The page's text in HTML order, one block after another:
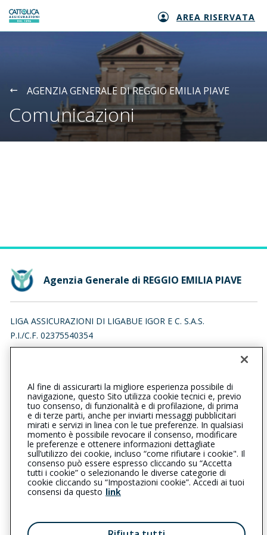
Generali logo AREA RISERVATA
AGENZIA GENERALE DI REGGIO EMILIA PIAVE
Comunicazioni
Agenzia Generale di REGGIO EMILIA PIAVE
LIGA ASSICURAZIONI DI LIGABUE IGOR E C. S.A.S.
P.I./C.F. 02375540354
VIALE PIAVE 35, 42121 REGGIO NELL' EMILIA (RE)
0522453304 0522438260
reggioemiliapiave@cattolica.it
liga@pec.it
L’intermediario è soggetto al controllo dell’IVASS. Consulta il
Registro RUI al seguentelink
Privacy | Cookie | Il Gruppo Generali
Al fine di assicurarti la migliore esperienza possibile di
navigazione, questo Sito utilizza cookie tecnici e, previo
tuo consenso, di funzionalità e di profilazione, di prima
e di terze parti, anche per inviarti messaggi pubblicitari
mirati e servizi in linea con le tue preferenze. In qualsiasi
momento è possibile revocare il consenso, modificare
le preferenze e ottenere informazioni dettagliate
sull’utilizzo dei cookie, incluso “come rifiutare i cookie". Il
consenso può essere espresso cliccando su “Accetta
tutti i cookie” o selezionando le diverse categorie di
cookie cliccando su “Impostazioni cookie”. Accedi ai tuoi
consensi da questo link